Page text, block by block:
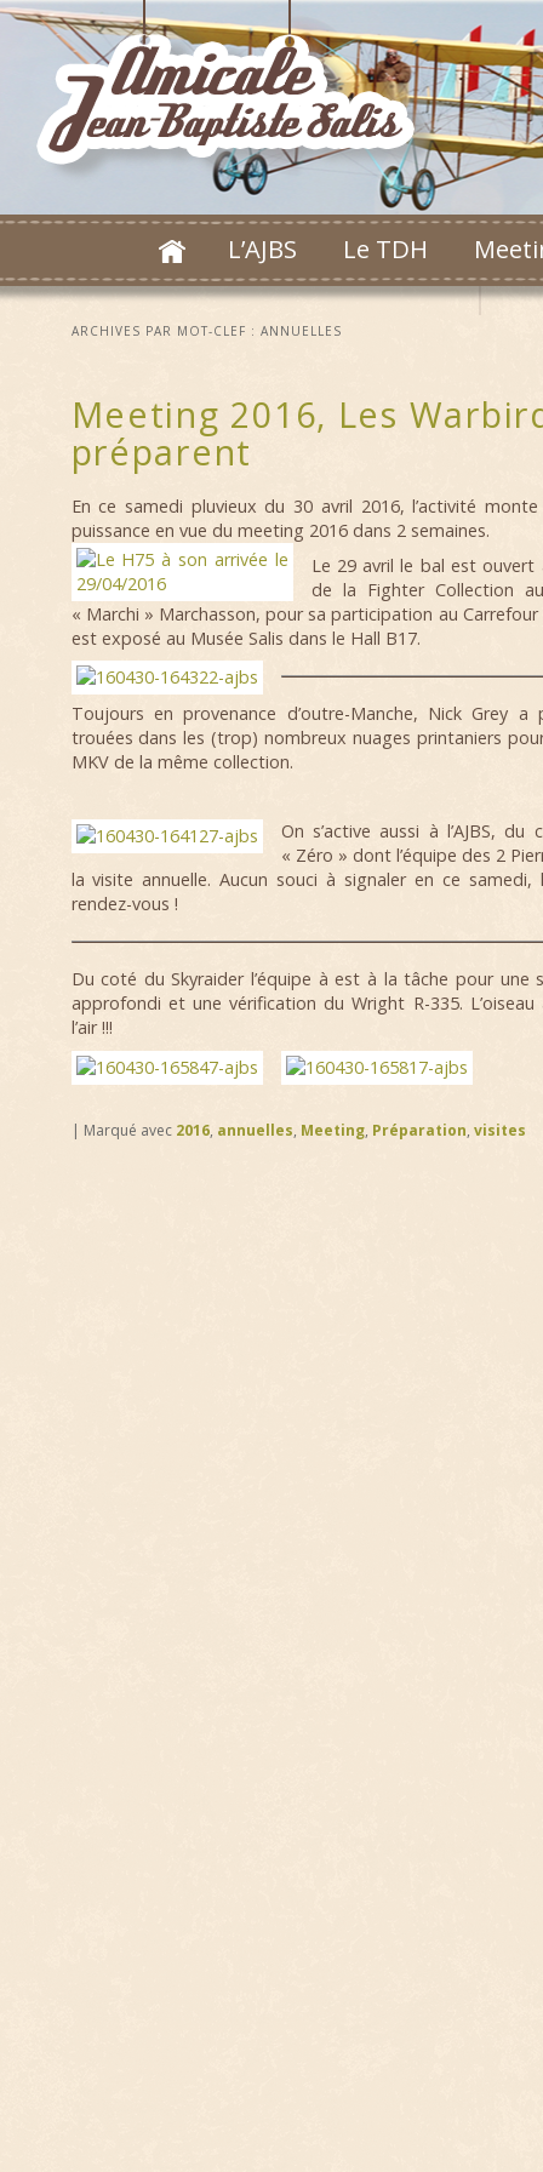
L’AJBS Le TDH
ARCHIVES PAR MOT-CLEF : ANNUELLES
Meeting 2016, Les
préparent
En ce samedi pluvieux du 30 avril 2016, l’activité
puissance en vue du meeting 2016 dans 2 semaines.
Le 29 avril le bal est ouvert
de la Fighter Collection
« Marchi » Marchasson, pour sa participation au Carrefour
est exposé au Musée Salis dans le Hall B17.
Toujours en provenance d’outre-Manche, Nick Grey a
trouées dans les (trop) nombreux nuages printaniers
MKV de la même collection.
On s’active aussi à l’AJBS,
« Zéro » dont l’équipe des 2
la visite annuelle. Aucun souci à signaler en ce
rendez-vous !
Du coté du Skyraider l’équipe à est à la tâche pour une
approfondi et une vérification du Wright R-335.
l’air !!!
| Marqué avec 2016, annuelles, Meeting, Préparation, visites